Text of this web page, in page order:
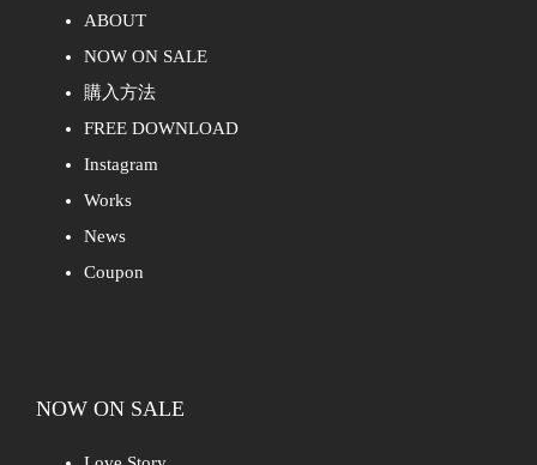
ABOUT
NOW ON SALE
購入方法
FREE DOWNLOAD
Instagram
Works
News
Coupon
NOW ON SALE